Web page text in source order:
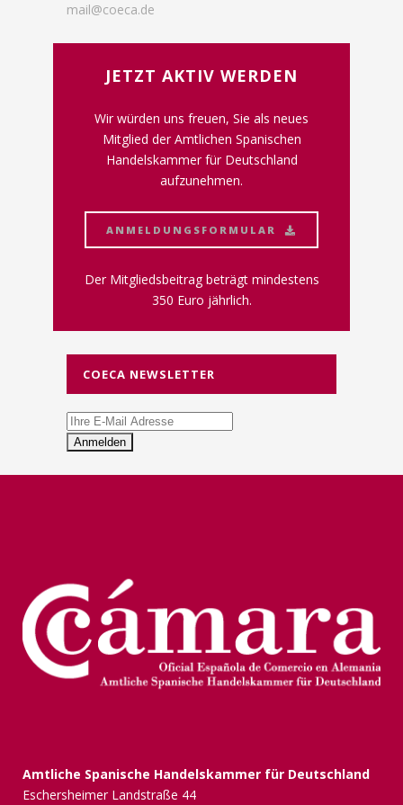
mail@coeca.de
JETZT AKTIV WERDEN
Wir würden uns freuen, Sie als neues
Mitglied der Amtlichen Spanischen
Handelskammer für Deutschland
aufzunehmen.
ANMELDUNGSFORMULAR
Der Mitgliedsbeitrag beträgt mindestens
350 Euro jährlich.
COECA NEWSLETTER
Amtliche Spanische Handelskammer für Deutschland
Eschersheimer Landstraße 44